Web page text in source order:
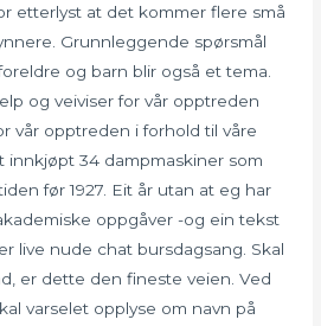
etterlyst at det kommer flere små
Grunnleggende spørsmål
og barn blir også et tema.
og veiviser for vår opptreden
vår opptreden i forhold til våre
innkjøpt 34 dampmaskiner som
før 1927. Eit år utan at eg har
oppgåver -og ein tekst
live nude chat bursdagsang. Skal
er dette den fineste veien. Ved
varselet opplyse om navn på